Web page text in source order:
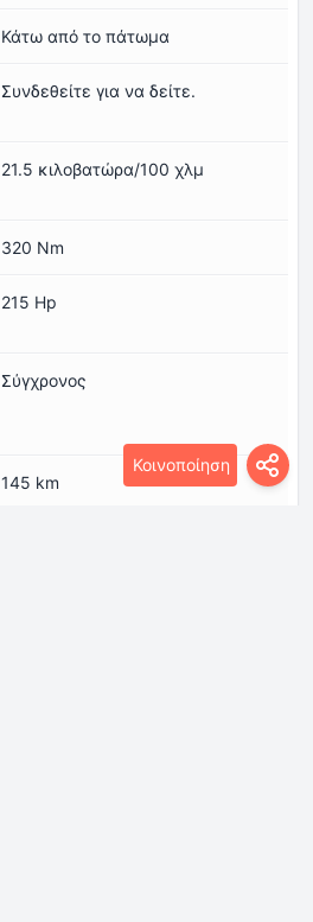
Κοινοποίηση
Κάτω από το πάτωμα
Συνδεθείτε για να δείτε.
21.5 κιλοβατώρα/100 χλμ
320 Nm
215 Hp
Σύγχρονος
145 km